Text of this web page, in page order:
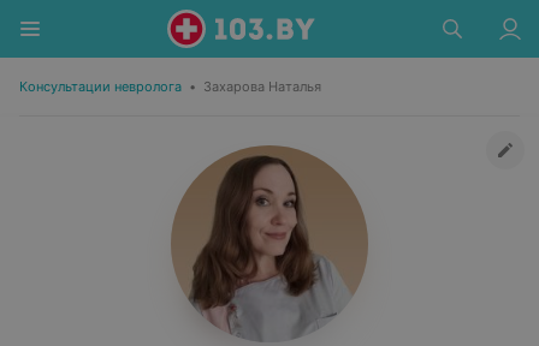
Консультации невролога • Захарова Наталья